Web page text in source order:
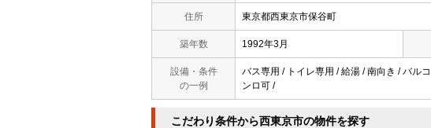
住所 東京都西東京市保谷町
築年数 1992年3月
設備・条件
の一例
バス専用 / トイレ専用 / 給湯 / 南向き / バル
ンロ可 /
こだわり条件から西東京市の物件を探す